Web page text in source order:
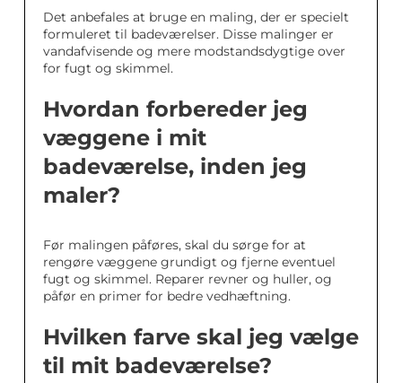
Det anbefales at bruge en maling, der er specielt
formuleret til badeværelser. Disse malinger er
vandafvisende og mere modstandsdygtige over
for fugt og skimmel.
Hvordan forbereder jeg
væggene i mit
badeværelse, inden jeg
maler?
Før malingen påføres, skal du sørge for at
rengøre væggene grundigt og fjerne eventuel
fugt og skimmel. Reparer revner og huller, og
påfør en primer for bedre vedhæftning.
Hvilken farve skal jeg vælge
til mit badeværelse?